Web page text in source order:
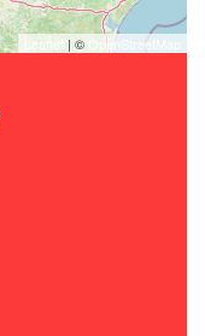
Leaflet | © OpenStreetMap